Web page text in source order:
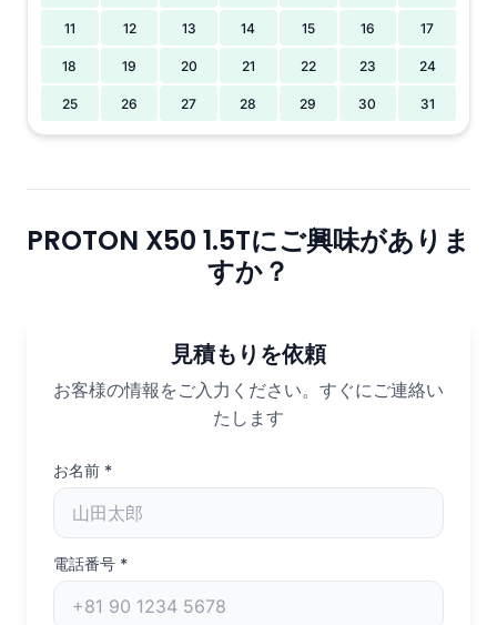
11 12 13 14 15 16 17
18 19 20 21 22 23 24
25 26 27 28 29 30 31
PROTON X50 1.5Tにご興味がありま
すか？
見積もりを依頼
お客様の情報をご入力ください。すぐにご連絡い
たします
お名前 *
電話番号 *